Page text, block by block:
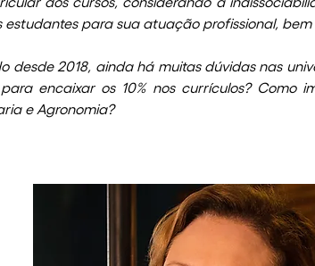
para sua atuação profissional,
desde 2018, ainda há muitas dúvidas nas
encaixar os 10% nos currículos? Como
e Agronomia?